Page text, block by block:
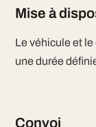
Mise à
Le véhicule et
une durée
Convoi